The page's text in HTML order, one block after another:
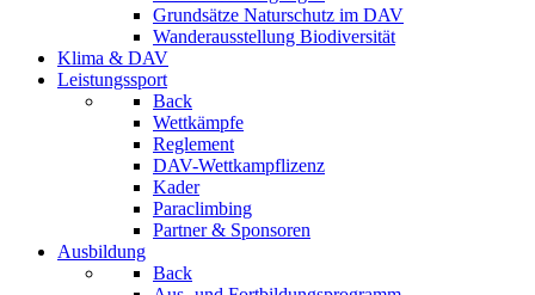
Grundsätze Naturschutz im DAV
Wanderausstellung Biodiversität
Klima & DAV
Leistungssport
Back
Wettkämpfe
Reglement
DAV-Wettkampflizenz
Kader
Paraclimbing
Partner & Sponsoren
Ausbildung
Back